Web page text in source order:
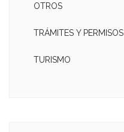
OTROS
TRÁMITES Y PERMISOS
TURISMO